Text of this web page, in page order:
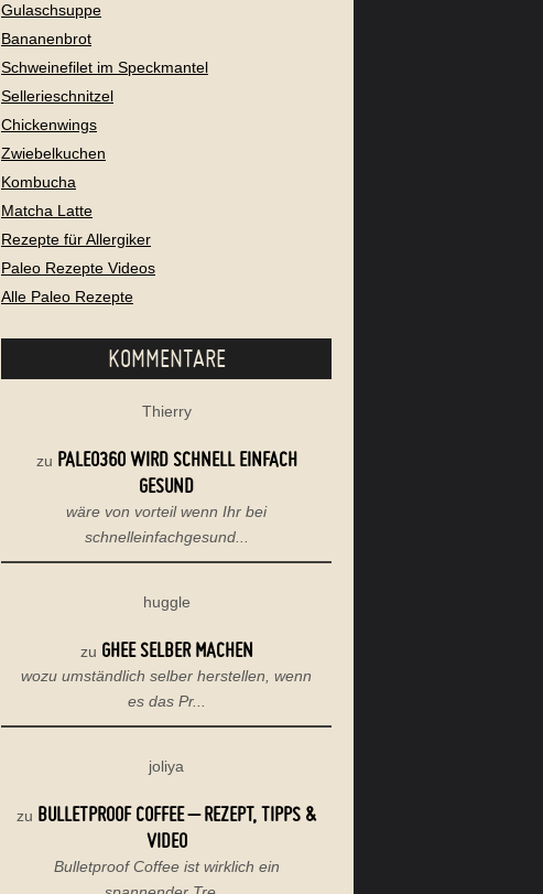
Gulaschsuppe
Bananenbrot
Schweinefilet im Speckmantel
Sellerieschnitzel
Chickenwings
Zwiebelkuchen
Kombucha
Matcha Latte
Rezepte für Allergiker
Paleo Rezepte Videos
Alle Paleo Rezepte
KOMMENTARE
Thierry
zu PALEO360 WIRD SCHNELL EINFACH
GESUND
wäre von vorteil wenn Ihr bei
schnelleinfachgesund...
huggle
zu GHEE SELBER MACHEN
wozu umständlich selber herstellen, wenn
es das Pr...
joliya
zu BULLETPROOF COFFEE – REZEPT, TIPPS &
VIDEO
Bulletproof Coffee ist wirklich ein